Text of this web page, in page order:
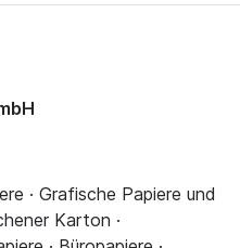
· Grafische Papiere und
Karton ·